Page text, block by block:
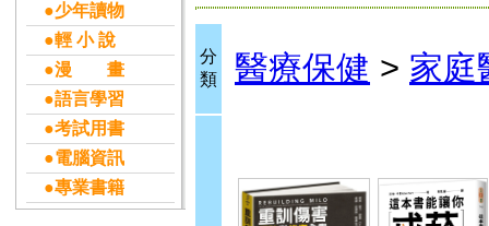
●少年讀物
●輕 小 說
●漫 畫
●語言學習
●考試用書
●電腦資訊
●專業書籍
分
類
醫療保健 > 家庭